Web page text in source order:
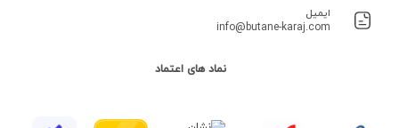
ایمیل
info@butane-karaj.com
نماد های اعتماد